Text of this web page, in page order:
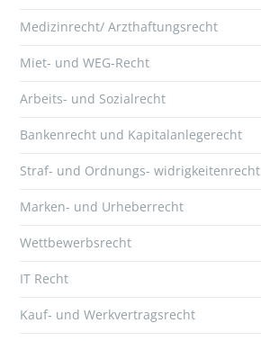
Medizinrecht/ Arzthaftungsrecht
Miet- und WEG-Recht
Arbeits- und Sozialrecht
Bankenrecht und Kapitalanlegerecht
Straf- und Ordnungs- widrigkeitenrecht
Marken- und Urheberrecht
Wettbewerbsrecht
IT Recht
Kauf- und Werkvertragsrecht